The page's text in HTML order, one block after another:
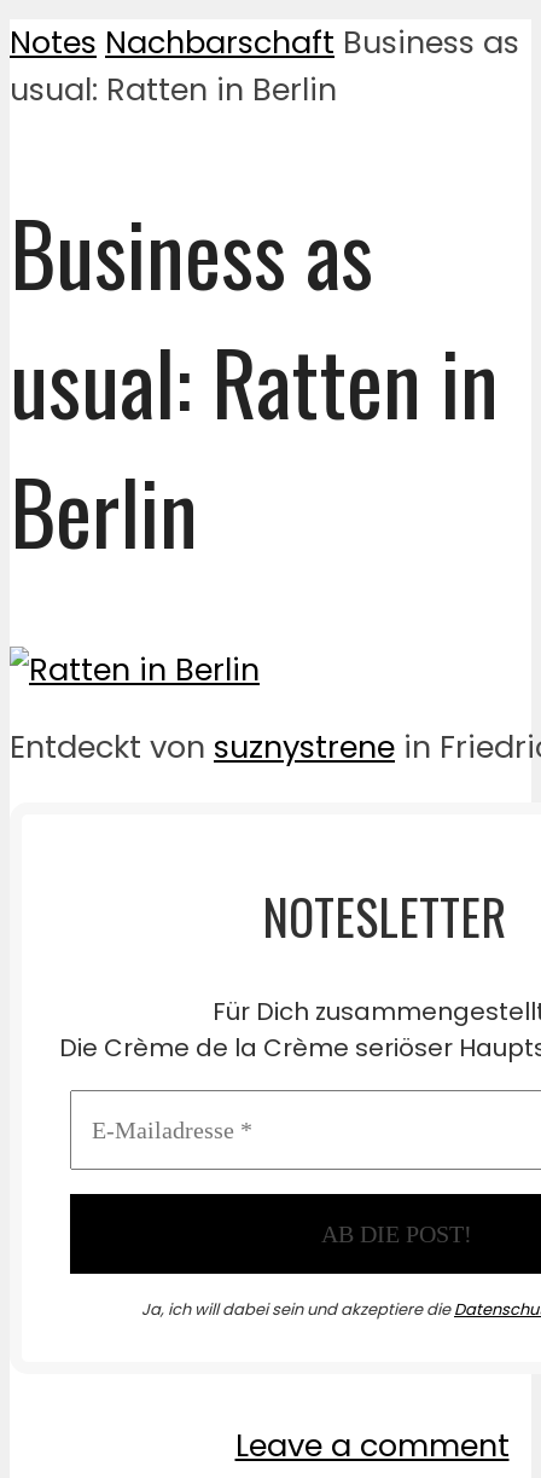
Notes Nachbarschaft Business as
usual: Ratten in Berlin
Business as
usual: Ratten in
Berlin
Entdeckt von suznystrene in
NOTESLETTER
Für Dich
Die Crème de la Crème seriöser
Ja, ich will dabei sein und akzeptiere die
Leave a comment